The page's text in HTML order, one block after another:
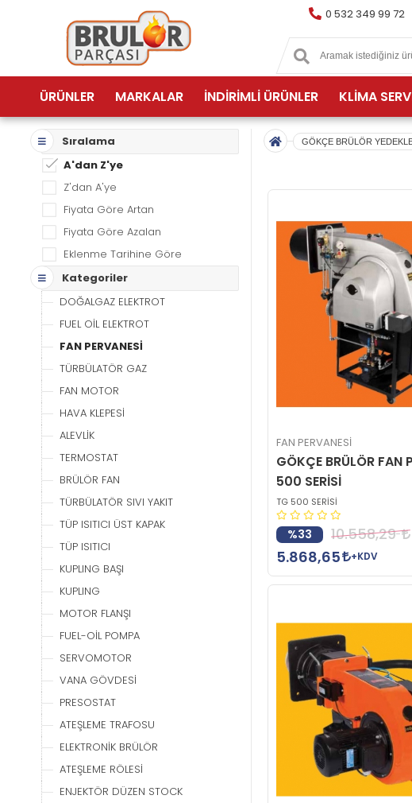
0 532 349 99 72
ÜRÜNLER MARKALAR İNDİRİMLİ ÜRÜNLER KLİMA
Sıralama
A'dan Z'ye
Z'dan A'ye
Fiyata Göre Artan
Fiyata Göre Azalan
Eklenme Tarihine Göre
Kategoriler
DOĞALGAZ ELEKTROT
FUEL OİL ELEKTROT
FAN PERVANESİ
TÜRBÜLATÖR GAZ
FAN MOTOR
HAVA KLEPESİ
ALEVLİK
TERMOSTAT
BRÜLÖR FAN
TÜRBÜLATÖR SIVI YAKIT
TÜP ISITICI ÜST KAPAK
TÜP ISITICI
KUPLING BAŞI
KUPLING
MOTOR FLANŞI
FUEL-OİL POMPA
SERVOMOTOR
VANA GÖVDESİ
PRESOSTAT
ATEŞLEME TRAFOSU
ELEKTRONİK BRÜLÖR
ATEŞLEME RÖLESİ
ENJEKTÖR DÜZEN STOCK
GÖKÇE BRÜLÖR
FAN PERVANESİ
GÖKÇE BRÜLÖR FAN
500 SERİSİ
TG 500 SERİSİ
%33
10.558,29
5.868,65
+KDV